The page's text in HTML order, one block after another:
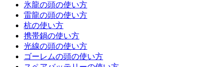
氷龍の頭の使い方
雷龍の頭の使い方
杭の使い方
携帯鍋の使い方
光線の頭の使い方
ゴーレムの頭の使い方